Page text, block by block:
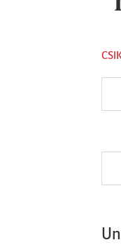
LUNI 10 AUG,
FC